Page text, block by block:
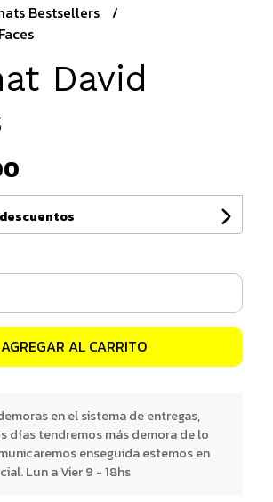
Bestsellers
David
AGREGAR AL CARRITO
en el sistema de entregas,
días tendremos más demora de lo
enseguida estemos en
Lun a Vier 9 - 18hs